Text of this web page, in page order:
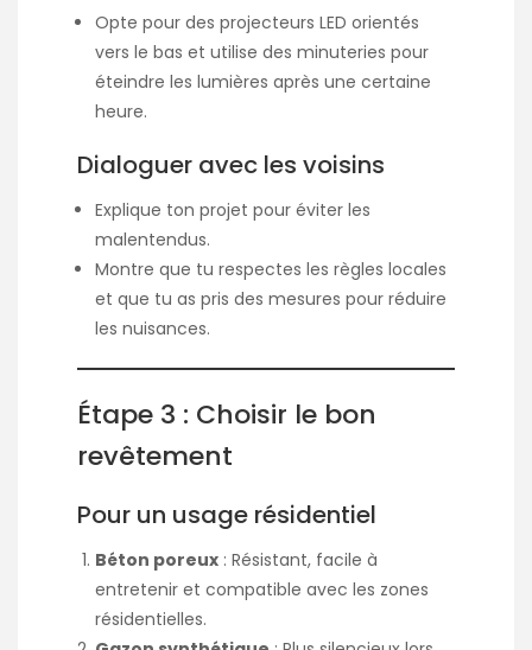
Opte pour des projecteurs LED orientés
vers le bas et utilise des minuteries pour
éteindre les lumières après une certaine
heure.
Dialoguer avec les voisins
Explique ton projet pour éviter les
malentendus.
Montre que tu respectes les règles locales
et que tu as pris des mesures pour réduire
les nuisances.
Étape 3 : Choisir le bon
revêtement
Pour un usage résidentiel
Béton poreux : Résistant, facile à
entretenir et compatible avec les zones
résidentielles.